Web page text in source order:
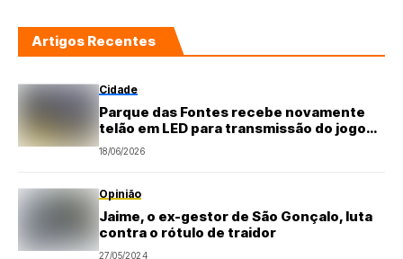
Artigos Recentes
Cidade
Parque das Fontes recebe novamente
telão em LED para transmissão do jogo
da Seleção Brasileira na Copa do Mundo
18/06/2026
Opinião
Jaime, o ex-gestor de São Gonçalo, luta
contra o rótulo de traidor
27/05/2024